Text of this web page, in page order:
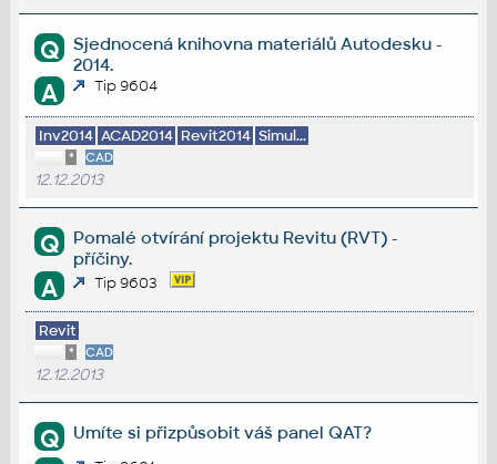
Q
Sjednocená knihovna materiálů Autodesku -
2014.
A Tip 9604
Inv2014 ACAD2014 Revit2014 Simul...
* CAD
12.12.2013
Q
Pomalé otvírání projektu Revitu (RVT) -
příčiny.
A Tip 9603
Revit
* CAD
12.12.2013
Q Umíte si přizpůsobit váš panel QAT?